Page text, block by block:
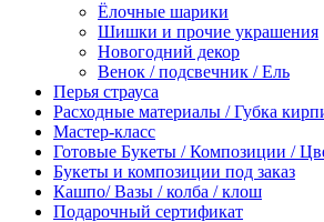
Ёлочные шарики
Шишки и прочие украшения
Новогодний декор
Венок / подсвечник / Ель
Перья страуса
Расходные материалы / Губка
Мастер-класс
Готовые Букеты / Композиции /
Букеты и композиции под заказ
Кашпо/ Вазы / колба / клош
Подарочный сертификат